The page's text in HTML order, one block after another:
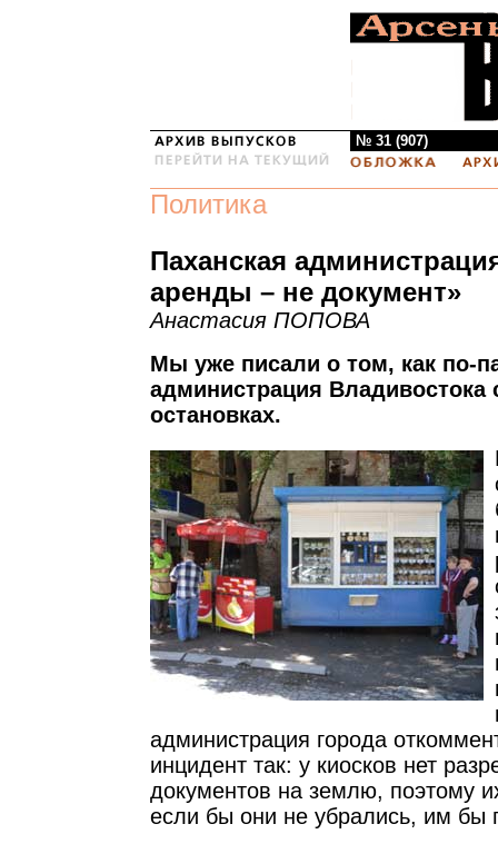
№ 31 (907)
Политика
Паханская
аренды – не документ»
Анастасия ПОПОВА
Мы уже писали о том, как по-
администрация Владивостока
остановках.
администрация города
инцидент так: у киосков нет
документов на землю, поэтому
если бы они не убрались, им бы